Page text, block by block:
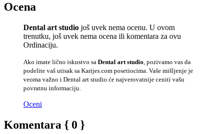
Ocena
Dental art studio još uvek nema ocenu. U ovom
trenutku, još uvek nema ocena ili komentara za ovu
Ordinaciju.
Ako imate lično iskustvo sa Dental art studio , pozivamo vas da
podelite vaš utisak sa Karijes.com posetiocima. Vaše mišljenje je
veoma važno i Dental art studio će najverovatnije ceniti vašu
povratnu informaciju.
Oceni
Komentara { 0 }